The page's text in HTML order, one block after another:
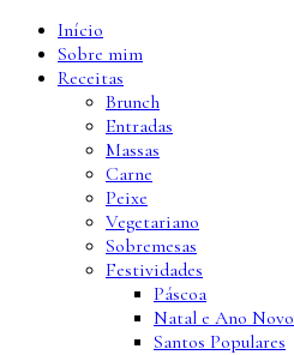
Início
Sobre mim
Receitas
Brunch
Entradas
Massas
Carne
Peixe
Vegetariano
Sobremesas
Festividades
Páscoa
Natal e Ano Novo
Santos Populares